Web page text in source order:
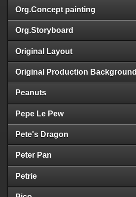
Org.Concept painting
Org.Storyboard
Original Layout
Original Production Background
Peanuts
Pepe Le Pew
Pete's Dragon
Peter Pan
Petrie